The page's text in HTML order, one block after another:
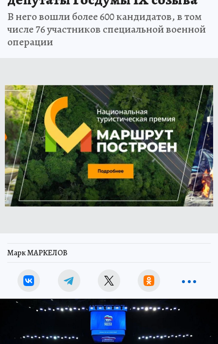
В него вошли более 600 кандидатов, в том
числе 76 участников специальной военной
операции
Марк МАРКЕЛОВ